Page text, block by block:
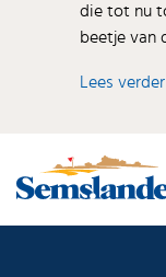
die tot nu
beetje van
Lees verder